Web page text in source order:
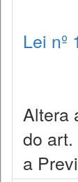
Lei nº
Altera
do
a